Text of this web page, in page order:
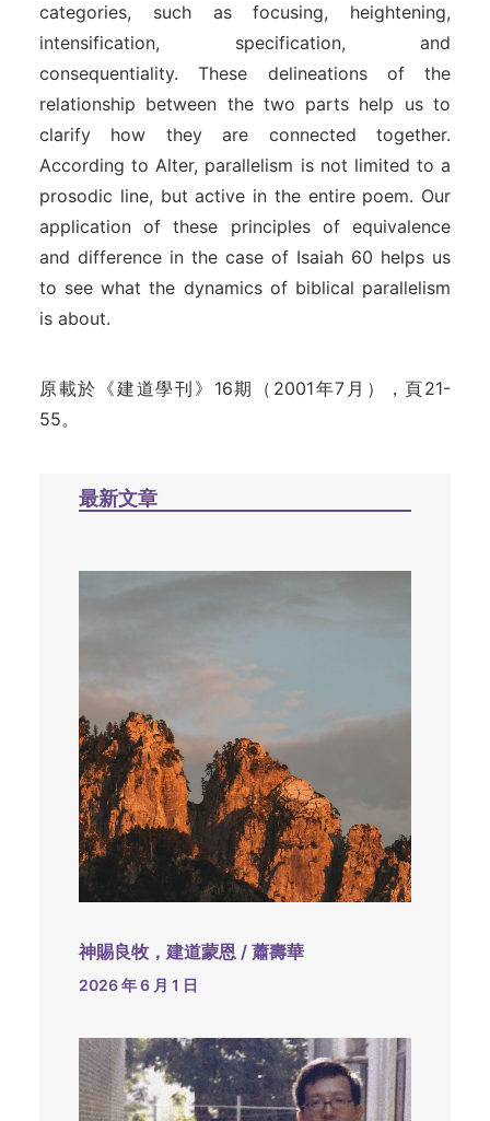
categories, such as focusing, heightening,
intensification, specification, and
consequentiality. These delineations of the
relationship between the two parts help us to
clarify how they are connected together.
According to Alter, parallelism is not limited to a
prosodic line, but active in the entire poem. Our
application of these principles of equivalence
and difference in the case of Isaiah 60 helps us
to see what the dynamics of biblical parallelism
is about.
原載於《建道學刊》16期（2001年7月），頁21-
55。
最新文章
神賜良牧，建道蒙恩 / 蕭壽華
2026 年 6 月 1 日